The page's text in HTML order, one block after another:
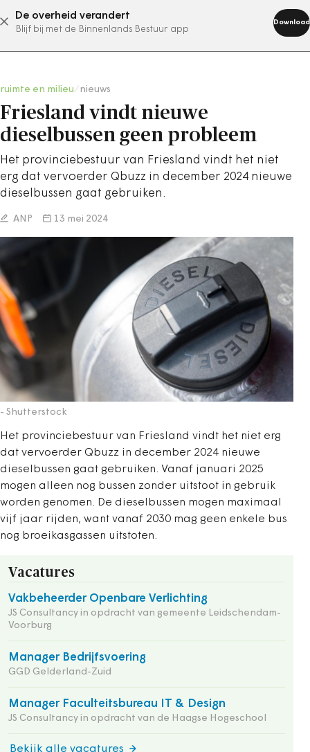
De overheid verandert
Blijf bij met de Binnenlands Bestuur app
Download
abonneer nu
ruimte en milieu nieuws
Friesland vindt nieuwe
dieselbussen geen probleem
Het provinciebestuur van Friesland vindt het niet
erg dat vervoerder Qbuzz in december 2024 nieuwe
dieselbussen gaat gebruiken.
ANP 13 mei 2024
- Shutterstock
Het provinciebestuur van Friesland vindt het niet erg
dat vervoerder Qbuzz in december 2024 nieuwe
dieselbussen gaat gebruiken. Vanaf januari 2025
mogen alleen nog bussen zonder uitstoot in gebruik
worden genomen. De dieselbussen mogen maximaal
vijf jaar rijden, want vanaf 2030 mag geen enkele bus
nog broeikasgassen uitstoten.
Vacatures
Vakbeheerder Openbare Verlichting
JS Consultancy in opdracht van gemeente Leidschendam-
Voorburg
Manager Bedrijfsvoering
GGD Gelderland-Zuid
Manager Faculteitsbureau IT & Design
JS Consultancy in opdracht van de Haagse Hogeschool
Bekijk alle vacatures